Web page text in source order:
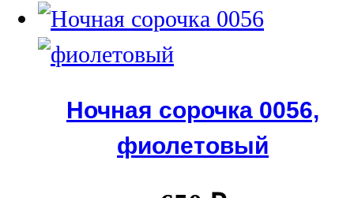
Ночная сорочка 0056,
фиолетовый